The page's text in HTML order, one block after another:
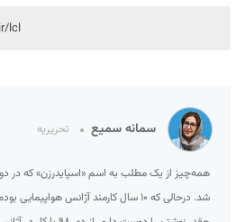
lcl
سمانه سمیع تحریریه
همه‌چیز از یک مطلب به اسم «اسپایدرزن» که در
شد. درحالی که ۱۰ سال کارمند آژانس